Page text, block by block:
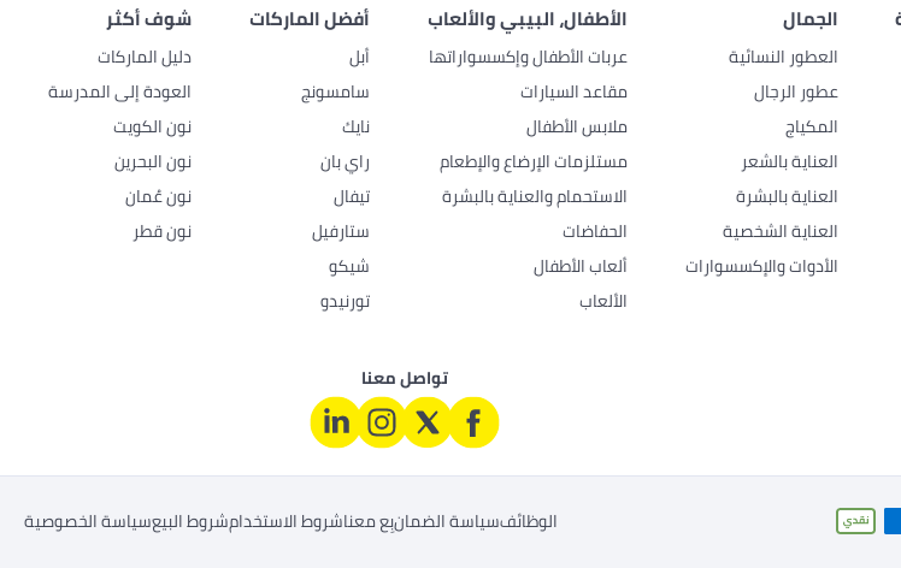
الجمال
العطور النسائية
عطور الرجال
المكياج
العناية بالشعر
العناية بالبشرة
العناية الشخصية
الأدوات والإكسسوارات
الأطفال، البيبي والألعاب
عربات الأطفال وإكسسواراتها
مقاعد السيارات
ملابس الأطفال
مستلزمات الإرضاع والإطعام
الاستحمام والعناية بالبشرة
الحفاضات
ألعاب الأطفال
الألعاب
أفضل الماركات
أبل
سامسونج
نايك
راي بان
تيفال
ستارفيل
شيكو
تورنيدو
شوف أكثر
دليل الماركات
العودة إلى المدرسة
نون الكويت
نون البحرين
نون عُمان
نون قطر
تواصل معنا
الوظائفسياسة الضمانبِع معناشروط الاستخدامشروط البيعسياسة الخصوصية